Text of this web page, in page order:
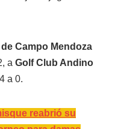
Campo Mendoza
a Golf Club Andino
a 0.
reabrió su